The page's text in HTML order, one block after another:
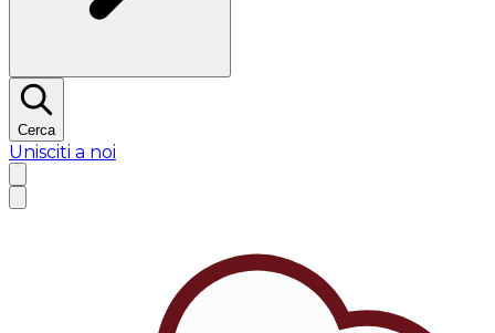
Cerca
Unisciti a noi